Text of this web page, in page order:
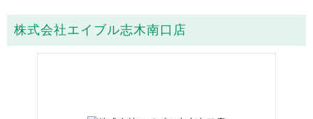
株式会社エイブル志木南口店